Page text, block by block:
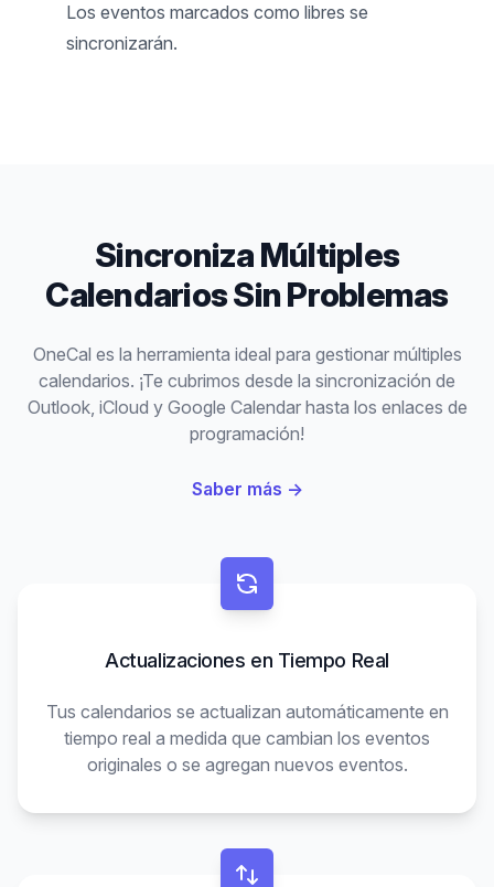
Los eventos marcados como libres se
sincronizarán.
Sincroniza Múltiples
Calendarios Sin Problemas
OneCal es la herramienta ideal para gestionar múltiples
calendarios. ¡Te cubrimos desde la sincronización de
Outlook, iCloud y Google Calendar hasta los enlaces de
programación!
Saber más →
Actualizaciones en Tiempo Real
Tus calendarios se actualizan automáticamente en
tiempo real a medida que cambian los eventos
originales o se agregan nuevos eventos.